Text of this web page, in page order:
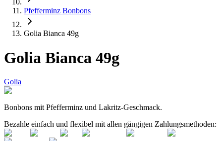
Pfefferminz Bonbons
Golia Bianca 49g
Golia Bianca 49g
Golia
Bonbons mit Pfefferminz und Lakritz-Geschmack.
Bezahle einfach und flexibel mit allen gängigen Zahlungsmethoden: